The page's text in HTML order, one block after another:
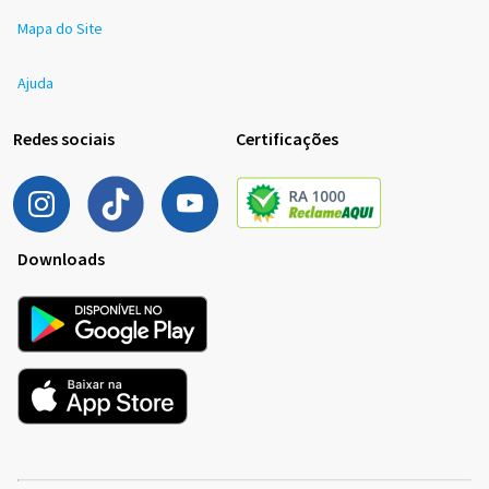
Mapa do Site
Ajuda
Redes sociais Certificações
Downloads